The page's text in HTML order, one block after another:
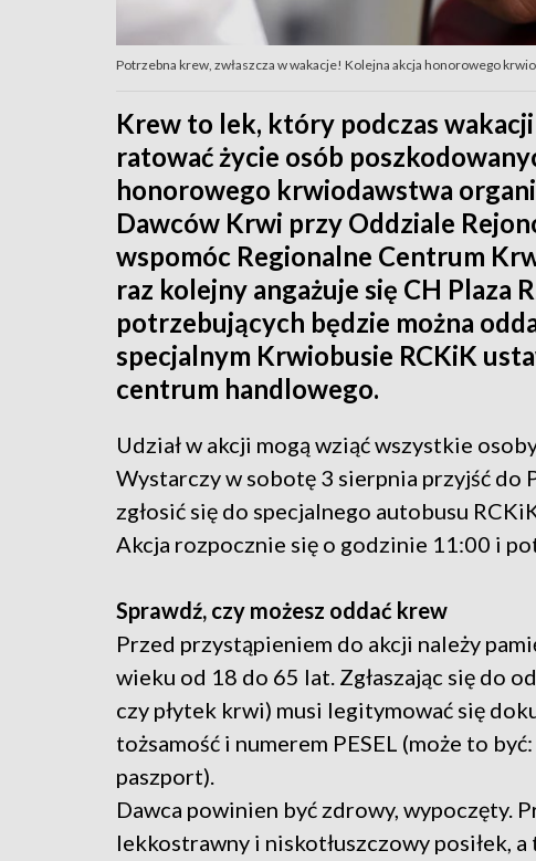
Potrzebna krew, zwłaszcza w wakacje! Kolejna akcja honorowego
Krew to lek, który podczas
ratować życie osób
honorowego krwiodawstwa
Dawców Krwi przy Oddziale
wspomóc Regionalne Centrum
raz kolejny angażuje się CH Plaza
potrzebujących będzie można
specjalnym Krwiobusie RCKiK
centrum handlowego.
Udział w akcji mogą wziąć wszystkie
Wystarczy w sobotę 3 sierpnia przyjść do
zgłosić się do specjalnego autobusu
Akcja rozpocznie się o godzinie 11:00 i
Sprawdź, czy możesz oddać krew
Przed przystąpieniem do akcji należy
wieku od 18 do 65 lat. Zgłaszając się do
czy płytek krwi) musi legitymować się
tożsamość i numerem PESEL (może to
paszport).
Dawca powinien być zdrowy, wypoczęty.
lekkostrawny i niskotłuszczowy posiłek,